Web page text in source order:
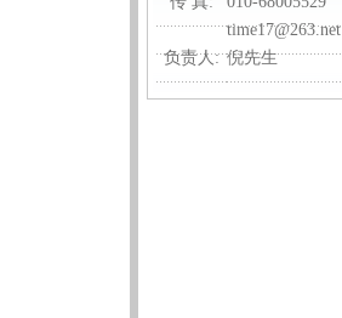
负责人:
time17@263.net
倪先生